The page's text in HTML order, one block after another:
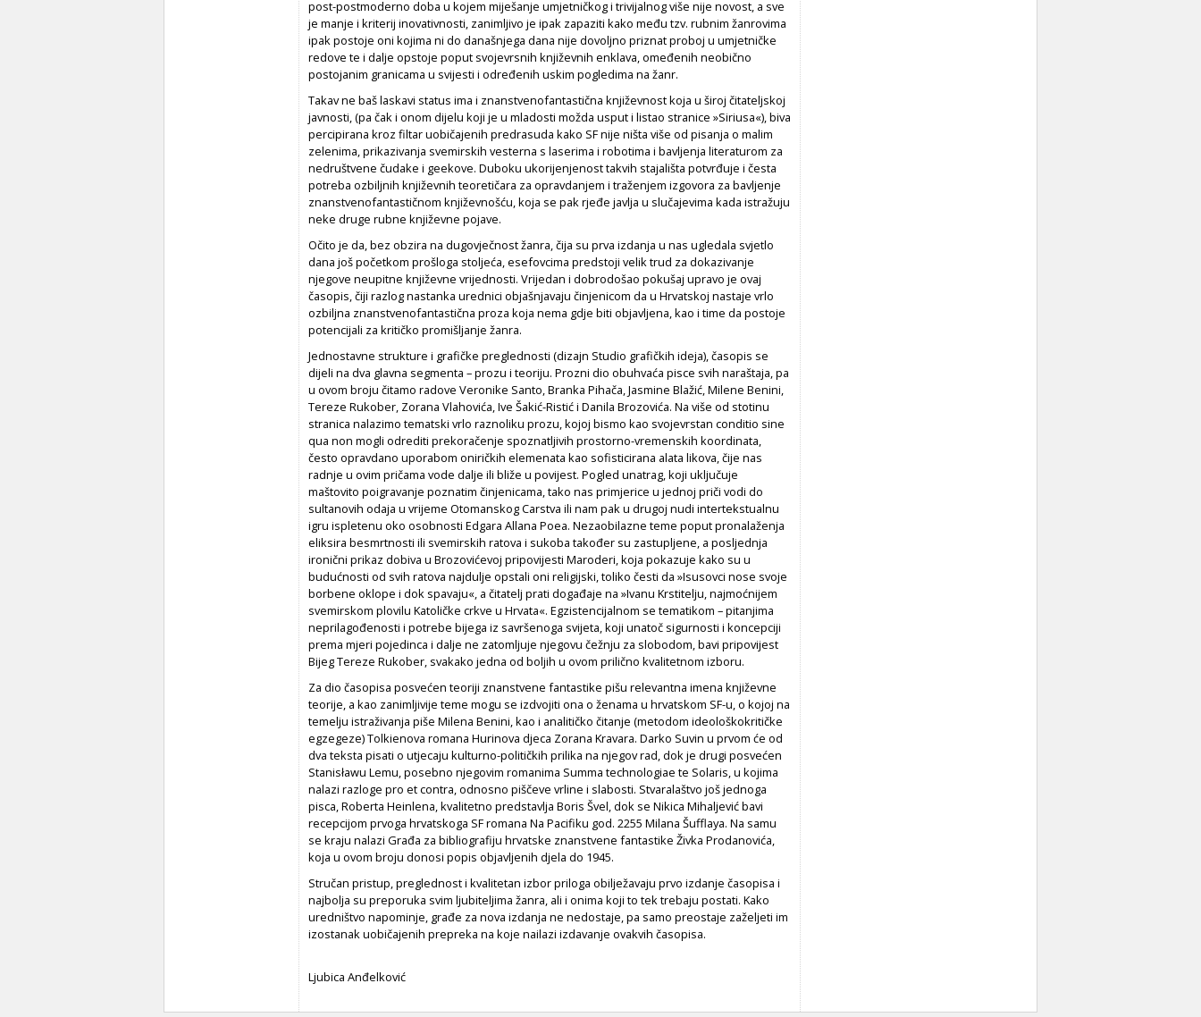
post-postmoderno doba u kojem miješanje umjetničkog i trivijalnog više nije novost, a sve
je manje i kriterij inovativnosti, zanimljivo je ipak zapaziti kako među tzv. rubnim žanrovima
ipak postoje oni kojima ni do današnjega dana nije dovoljno priznat proboj u umjetničke
redove te i dalje opstoje poput svojevrsnih književnih enklava, omeđenih neobično
postojanim granicama u svijesti i određenih uskim pogledima na žanr.
Takav ne baš laskavi status ima i znanstvenofantastična književnost koja u široj čitateljskoj
javnosti, (pa čak i onom dijelu koji je u mladosti možda usput i listao stranice »Siriusa«), biva
percipirana kroz filtar uobičajenih predrasuda kako SF nije ništa više od pisanja o malim
zelenima, prikazivanja svemirskih vesterna s laserima i robotima i bavljenja literaturom za
nedruštvene čudake i geekove. Duboku ukorijenjenost takvih stajališta potvrđuje i česta
potreba ozbiljnih književnih teoretičara za opravdanjem i traženjem izgovora za bavljenje
znanstvenofantastičnom književnošću, koja se pak rjeđe javlja u slučajevima kada istražuju
neke druge rubne književne pojave.
Očito je da, bez obzira na dugovječnost žanra, čija su prva izdanja u nas ugledala svjetlo
dana još početkom prošloga stoljeća, esefovcima predstoji velik trud za dokazivanje
njegove neupitne književne vrijednosti. Vrijedan i dobrodošao pokušaj upravo je ovaj
časopis, čiji razlog nastanka urednici objašnjavaju činjenicom da u Hrvatskoj nastaje vrlo
ozbiljna znanstvenofantastična proza koja nema gdje biti objavljena, kao i time da postoje
potencijali za kritičko promišljanje žanra.
Jednostavne strukture i grafičke preglednosti (dizajn Studio grafičkih ideja), časopis se
dijeli na dva glavna segmenta – prozu i teoriju. Prozni dio obuhvaća pisce svih naraštaja, pa
u ovom broju čitamo radove Veronike Santo, Branka Pihača, Jasmine Blažić, Milene Benini,
Tereze Rukober, Zorana Vlahovića, Ive Šakić-Ristić i Danila Brozovića. Na više od stotinu
stranica nalazimo tematski vrlo raznoliku prozu, kojoj bismo kao svojevrstan conditio sine
qua non mogli odrediti prekoračenje spoznatljivih prostorno-vremenskih koordinata,
često opravdano uporabom oniričkih elemenata kao sofisticirana alata likova, čije nas
radnje u ovim pričama vode dalje ili bliže u povijest. Pogled unatrag, koji uključuje
maštovito poigravanje poznatim činjenicama, tako nas primjerice u jednoj priči vodi do
sultanovih odaja u vrijeme Otomanskog Carstva ili nam pak u drugoj nudi intertekstualnu
igru ispletenu oko osobnosti Edgara Allana Poea. Nezaobilazne teme poput pronalaženja
eliksira besmrtnosti ili svemirskih ratova i sukoba također su zastupljene, a posljednja
ironični prikaz dobiva u Brozovićevoj pripovijesti Maroderi, koja pokazuje kako su u
budućnosti od svih ratova najdulje opstali oni religijski, toliko česti da »Isusovci nose svoje
borbene oklope i dok spavaju«, a čitatelj prati događaje na »Ivanu Krstitelju, najmoćnijem
svemirskom plovilu Katoličke crkve u Hrvata«. Egzistencijalnom se tematikom – pitanjima
neprilagođenosti i potrebe bijega iz savršenoga svijeta, koji unatoč sigurnosti i koncepciji
prema mjeri pojedinca i dalje ne zatomljuje njegovu čežnju za slobodom, bavi pripovijest
Bijeg Tereze Rukober, svakako jedna od boljih u ovom prilično kvalitetnom izboru.
Za dio časopisa posvećen teoriji znanstvene fantastike pišu relevantna imena književne
teorije, a kao zanimljivije teme mogu se izdvojiti ona o ženama u hrvatskom SF-u, o kojoj na
temelju istraživanja piše Milena Benini, kao i analitičko čitanje (metodom ideološkokritičke
egzegeze) Tolkienova romana Hurinova djeca Zorana Kravara. Darko Suvin u prvom će od
dva teksta pisati o utjecaju kulturno-političkih prilika na njegov rad, dok je drugi posvećen
Stanisławu Lemu, posebno njegovim romanima Summa technologiae te Solaris, u kojima
nalazi razloge pro et contra, odnosno piščeve vrline i slabosti. Stvaralaštvo još jednoga
pisca, Roberta Heinlena, kvalitetno predstavlja Boris Švel, dok se Nikica Mihaljević bavi
recepcijom prvoga hrvatskoga SF romana Na Pacifiku god. 2255 Milana Šufflaya. Na samu
se kraju nalazi Građa za bibliografiju hrvatske znanstvene fantastike Živka Prodanovića,
koja u ovom broju donosi popis objavljenih djela do 1945.
Stručan pristup, preglednost i kvalitetan izbor priloga obilježavaju prvo izdanje časopisa i
najbolja su preporuka svim ljubiteljima žanra, ali i onima koji to tek trebaju postati. Kako
uredništvo napominje, građe za nova izdanja ne nedostaje, pa samo preostaje zaželjeti im
izostanak uobičajenih prepreka na koje nailazi izdavanje ovakvih časopisa.
Ljubica Anđelković